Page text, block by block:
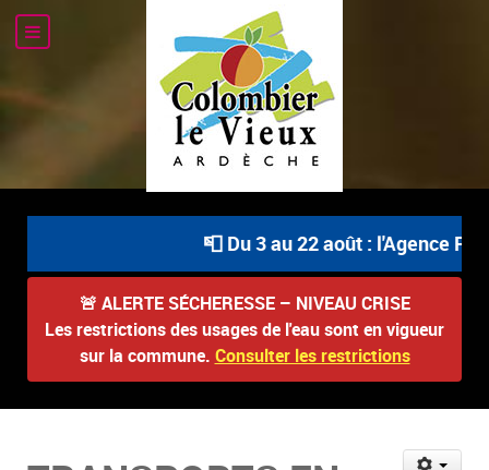
📮 Du 3 au 22 août : l'Agence
🚨 ALERTE SÉCHERESSE – NIVEAU CRISE
Les restrictions des usages de l'eau sont en vigueur
sur la commune. Consulter les restrictions